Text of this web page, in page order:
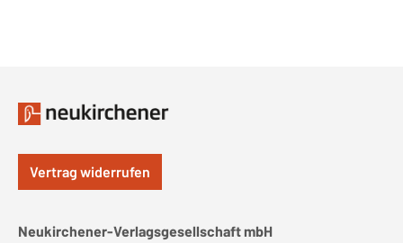
Vertrag widerrufen
Neukirchener-Verlagsgesellschaft mbH